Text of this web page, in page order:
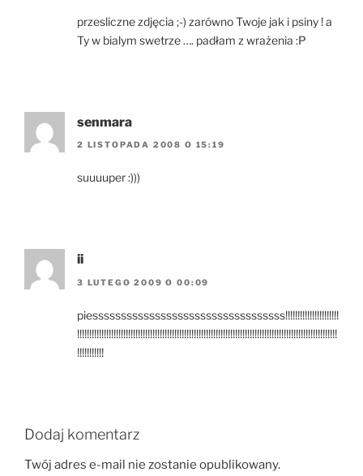
przesliczne zdjęcia ;-) zarówno Twoje jak i psiny ! a
Ty w bialym swetrze …. padłam z wrażenia :P
senmara
2 LISTOPADA 2008 O 15:19
suuuuper :)))
ii
3 LUTEGO 2009 O 00:09
piessssssssssssssssssssssssssssssssss!!!!!!!!!!!!!!!!!!!!!!
!!!!!!!!!!!!!!!!!!!!!!!!!!!!!!!!!!!!!!!!!!!!!!!!!!!!!!!!!!!!!!!!!!!!!!!!!!!!!!!!!!!!!!!!!!!!!!!!!!!!!!!!!!!
!!!!!!!!!!!
Dodaj komentarz
Twój adres e-mail nie zostanie opublikowany.